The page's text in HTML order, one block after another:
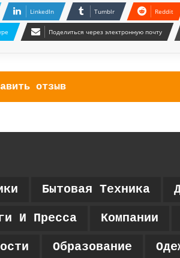
LinkedIn Tumblr Reddit
Поделиться через электронную почту
отзыв
Бытовая Техника
И Пресса Компании
Образование